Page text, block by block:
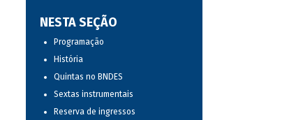
NESTA SEÇÃO
Programação
História
Quintas no BNDES
Sextas instrumentais
Reserva de ingressos